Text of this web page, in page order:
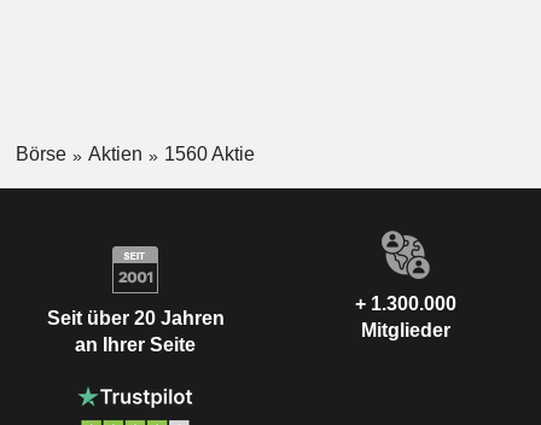
Börse Aktien 1560 Aktie
Seit über 20 Jahren
an Ihrer Seite
+ 1.300.000
Mitglieder